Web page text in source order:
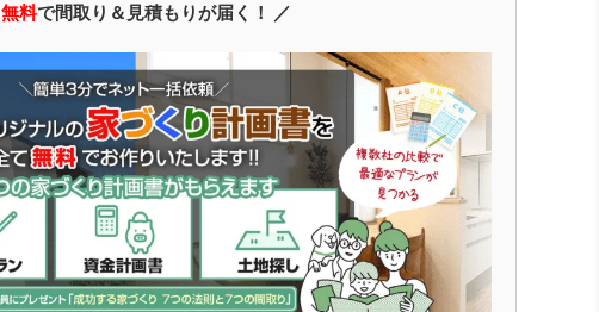
無料で間取り＆見積もりが届く！ ／